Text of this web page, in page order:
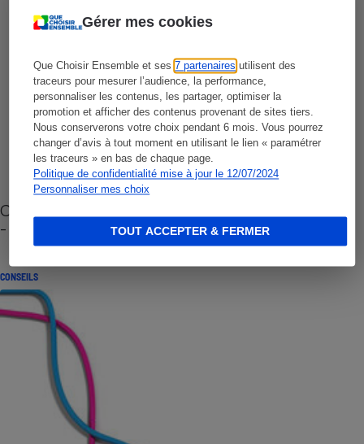
Gérer mes cookies
Que Choisir Ensemble et ses7 partenaires utilisent des
traceurs pour mesurer l’audience, la performance,
personnaliser les contenus, les partager, optimiser la
promotion et afficher des contenus provenant de sites tiers.
Nous conserverons votre choix pendant 6 mois. Vous pourrez
changer d’avis à tout moment en utilisant le lien « paramétrer
les traceurs » en bas de chaque page.
Politique de confidentialité mise à jour le 12/07/2024
Personnaliser mes choix
TOUT ACCEPTER & FERMER
Cafetière à capsules zéro déchet CoffeeB (vidéo)
- Premières impressions
CONSEILS